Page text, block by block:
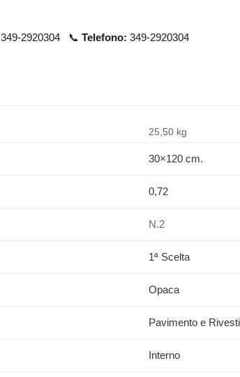
349-2920304 📞Telefono: 349-2920304
25,50 kg
30×120 cm.
0,72
N.2
1ª Scelta
Opaca
Pavimento e
Interno